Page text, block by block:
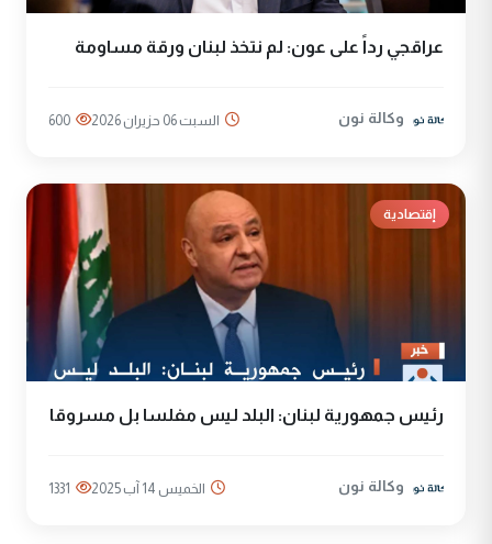
عراقجي رداً على عون: لم نتخذ لبنان ورقة مساومة
وكالة نون السبت 06 حزيران 2026 600
إقتصادية
رئيس جمهورية لبنان: البلد ليس مفلسا بل مسروقا
وكالة نون الخميس 14 آب 2025 1331